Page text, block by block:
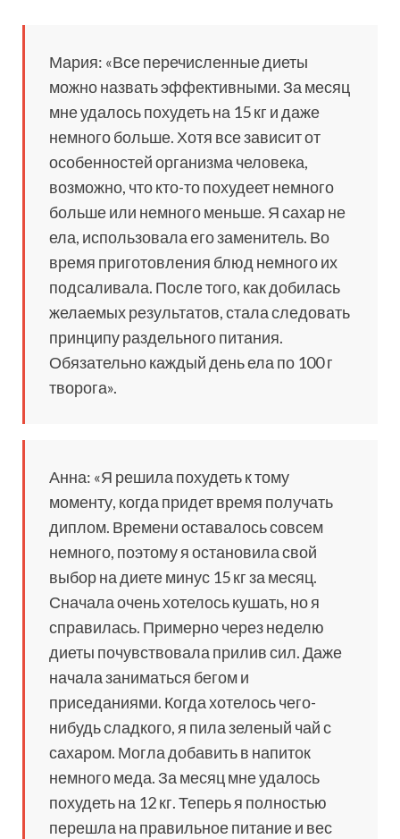
Мария: «Все перечисленные диеты
можно назвать эффективными. За месяц
мне удалось похудеть на 15 кг и даже
немного больше. Хотя все зависит от
особенностей организма человека,
возможно, что кто-то похудеет немного
больше или немного меньше. Я сахар не
ела, использовала его заменитель. Во
время приготовления блюд немного их
подсаливала. После того, как добилась
желаемых результатов, стала следовать
принципу раздельного питания.
Обязательно каждый день ела по 100 г
творога».
Анна: «Я решила похудеть к тому
моменту, когда придет время получать
диплом. Времени оставалось совсем
немного, поэтому я остановила свой
выбор на диете минус 15 кг за месяц.
Сначала очень хотелось кушать, но я
справилась. Примерно через неделю
диеты почувствовала прилив сил. Даже
начала заниматься бегом и
приседаниями. Когда хотелось чего-
нибудь сладкого, я пила зеленый чай с
сахаром. Могла добавить в напиток
немного меда. За месяц мне удалось
похудеть на 12 кг. Теперь я полностью
перешла на правильное питание и вес